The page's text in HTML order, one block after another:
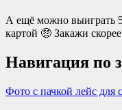
А ещё можно выиграть
картой 🤑 Закажи
Навигация по
Фото с пачкой лейс для